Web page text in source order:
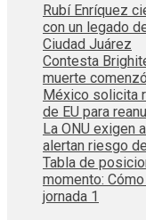
Rubí Enríquez
con un legado
Ciudad Juárez
Contesta
muerte
México solicita
de EU para
La ONU exigen
alertan riesgo
Tabla de
momento:
jornada 1